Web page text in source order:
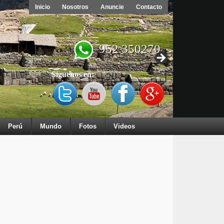
Inicio Nosotros Anuncie Contacto
952 350270
Síguenos en:
Perú Mundo Fotos Videos